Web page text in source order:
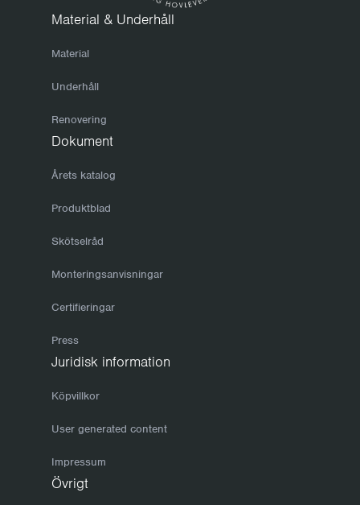
Material & Underhåll
Material
Underhåll
Renovering
Dokument
Årets katalog
Produktblad
Skötselråd
Monteringsanvisningar
Certifieringar
Press
Juridisk information
Köpvillkor
User generated content
Impressum
Övrigt